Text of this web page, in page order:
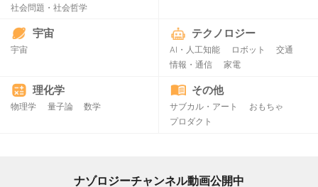
社会問題・社会哲学
宇宙
宇宙
テクノロジー
AI・人工知能 ロボット
交通
情報・通信
家電
理化学
物理学 量子論 数学
その他
サブカル・アート
おもちゃ
プロダクト
ナゾロジーチャンネル動画公開中